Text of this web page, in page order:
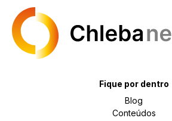
Fique por dentro
Blog
Conteúdos